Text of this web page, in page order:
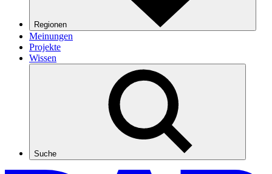
Regionen
Meinungen
Projekte
Wissen
Suche